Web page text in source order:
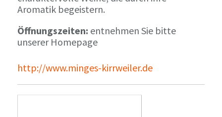
Aromatik begeistern.
Öffnungszeiten: entnehmen Sie bitte
unserer Homepage
http://www.minges-kirrweiler.de